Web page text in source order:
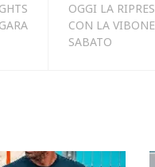
OGGI LA
CON LA
SABATO